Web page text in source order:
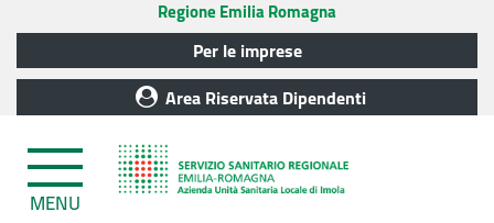
Regione Emilia Romagna
Per le imprese
Area Riservata Dipendenti
MENU